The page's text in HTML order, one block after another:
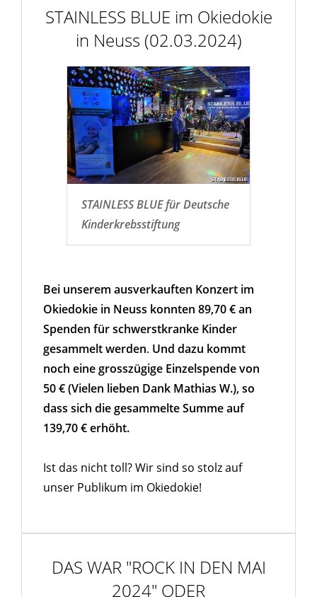
STAINLESS BLUE im Okiedokie
in Neuss (02.03.2024)
STAINLESS BLUE für Deutsche
Kinderkrebsstiftung
Bei unserem ausverkauften Konzert im
Okiedokie in Neuss konnten 89,70 € an
Spenden für schwerstkranke Kinder
gesammelt werden. Und dazu kommt
noch eine grosszügige Einzelspende von
50 € (Vielen lieben Dank Mathias W.), so
dass sich die gesammelte Summe auf
139,70 € erhöht.
Ist das nicht toll? Wir sind so stolz auf
unser Publikum im Okiedokie!
DAS WAR "ROCK IN DEN MAI
2024" ODER